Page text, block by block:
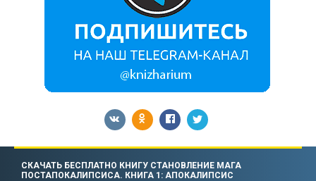
СКАЧАТЬ БЕСПЛАТНО КНИГУ СТАНОВЛЕНИЕ МАГА
ПОСТАПОКАЛИПСИСА. КНИГА 1: АПОКАЛИПСИС